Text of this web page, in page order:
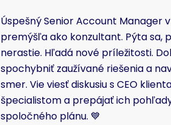
Úspešný Senior Account Manager
premýšľa ako konzultant. Pýta sa,
nerastie. Hľadá nové príležitosti.
spochybniť zaužívané riešenia a
smer. Vie viesť diskusiu s CEO
špecialistom a prepájať ich
spoločného plánu. 💙